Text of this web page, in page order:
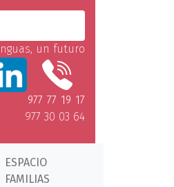
un futuro
977 77 19 17
977 30 03 64
ESPACIO
FAMILIAS